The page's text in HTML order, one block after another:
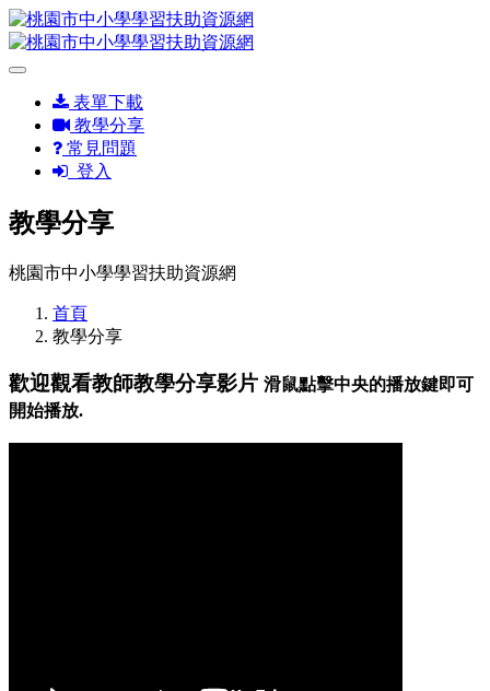
表單下載
教學分享
常見問題
登入
教學分享
桃園市中小學學習扶助資源網
首頁
教學分享
歡迎觀看教師教學分享影片 滑鼠點擊中央的播放鍵即可
開始播放.